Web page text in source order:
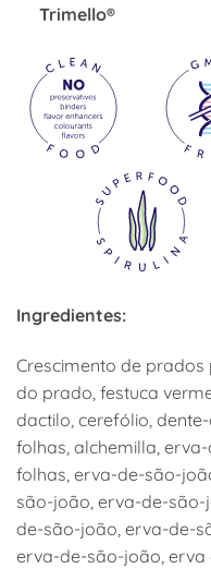
Trimello®
Ingredientes:
Crescimento de
do prado, festuca
dactilo, cerefólio,
folhas, alchemilla,
folhas, erva-de-são-
são-joão, erva-de-
de-são-joão, erva-de-
erva-de-são-joão, erva